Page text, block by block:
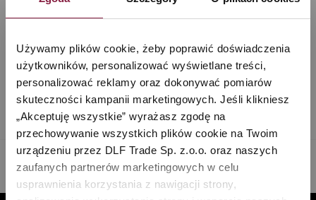
Używamy plików cookie, żeby poprawić doświadczenia
użytkowników, personalizować wyświetlane treści,
personalizować reklamy oraz dokonywać pomiarów
skuteczności kampanii marketingowych. Jeśli klikniesz
„Akceptuję wszystkie” wyrażasz zgodę na
przechowywanie wszystkich plików cookie na Twoim
urządzeniu przez DLF Trade Sp. z.o.o. oraz naszych
zaufanych partnerów marketingowych w celu
usprawnienia korzystania z nawigacji strony,